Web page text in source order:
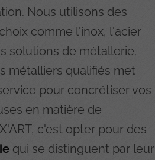
Nous utilisons des
comme l'inox, l'acier
solutions de métallerie.
métalliers qualifiés met
pour concrétiser vos
en matière de
c'est opter pour des
qui se distinguent par leur